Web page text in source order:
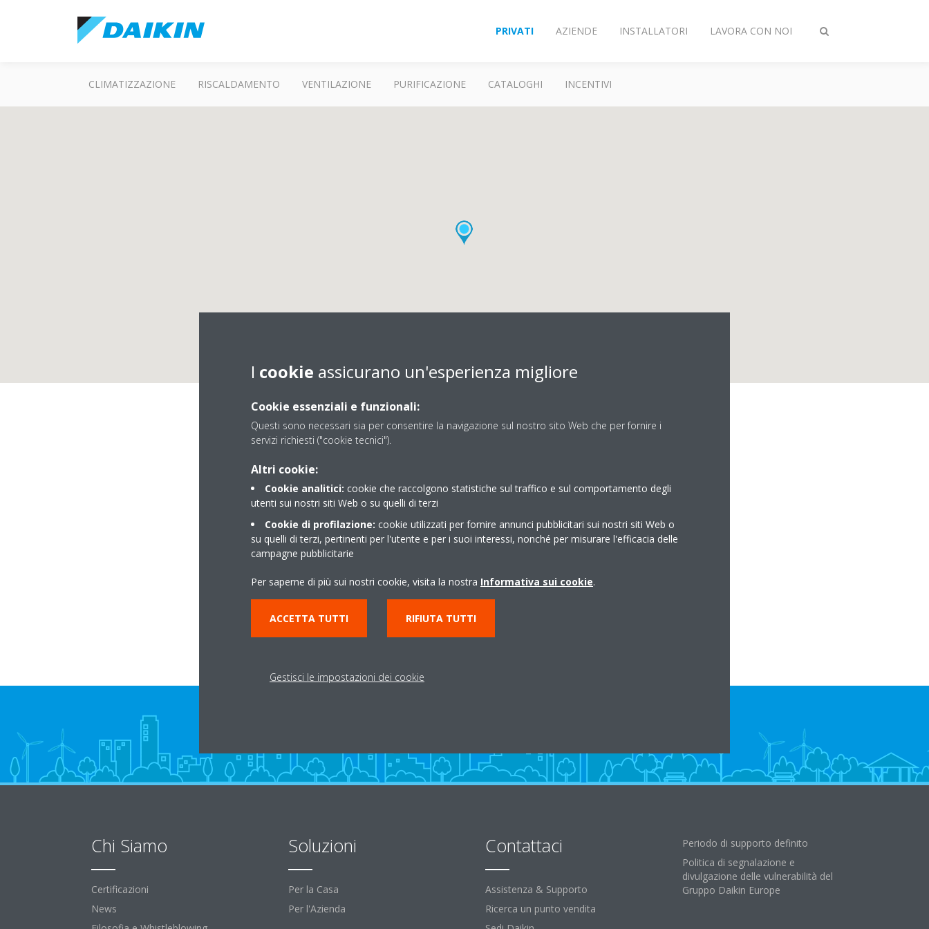
Attiva/disattiva
PRIVATI AZIENDE INSTALLATORI LAVORA CON NOI
CLIMATIZZAZIONE RISCALDAMENTO VENTILAZIONE PURIFICAZIONE CATALOGHI INCENTIVI
SMART CLIMA SRL
VIALE CARNARO 20
00141 Roma (RM)
0687195703
Chi Siamo
Certificazioni
News
Soluzioni
Per la Casa
Per l'Azienda
Contattaci
Assistenza & Supporto
Ricerca un punto vendita
Periodo di supporto definito
Politica di segnalazione e
divulgazione delle vulnerabilità del
Gruppo Daikin Europe
I cookie assicurano un'esperienza migliore
Cookie essenziali e funzionali:
Questi sono necessari sia per consentire la navigazione sul nostro sito Web che per fornire i
servizi richiesti ("cookie tecnici").
Altri cookie:
Cookie analitici: cookie che raccolgono statistiche sul traffico e sul comportamento degli
utenti sui nostri siti Web o su quelli di terzi
Cookie di profilazione: cookie utilizzati per fornire annunci pubblicitari sui nostri siti Web o
su quelli di terzi, pertinenti per l'utente e per i suoi interessi, nonché per misurare l'efficacia delle
campagne pubblicitarie
Per saperne di più sui nostri cookie, visita la nostra Informativa sui cookie.
ACCETTA TUTTI RIFIUTA TUTTI
Gestisci le impostazioni dei cookie